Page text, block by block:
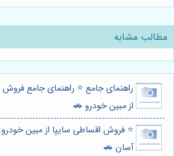
مطالب مشابه
راهنمای جامع ⭐️ راهنمای جامع
از مبین خودرو 🚗
⭐️ فروش اقساطی سایپا از مبین
آسان 🚗